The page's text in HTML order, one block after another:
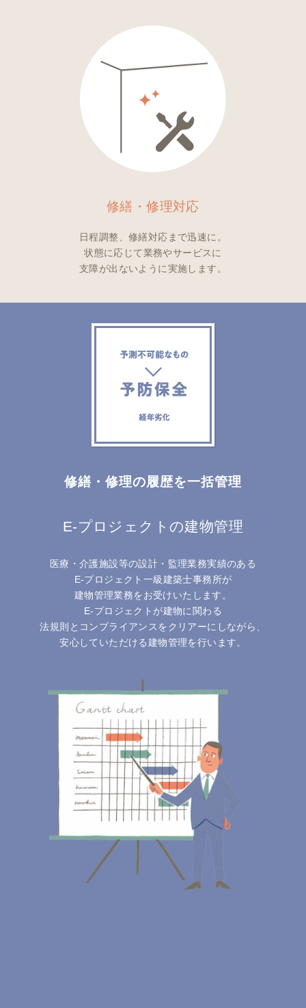
修繕・修理対応
日程調整、修繕対応まで迅速に。
状態に応じて業務やサービスに
支障が出ないように実施します。
修繕・修理の履歴を一括管理
E-プロジェクトの建物管理
医療・介護施設等の設計・監理業務実績のある
E-プロジェクト一級建築士事務所が
建物管理業務をお受けいたします。
E-プロジェクトが建物に関わる
法規則とコンプライアンスをクリアーにしながら、
安心していただける建物管理を行います。